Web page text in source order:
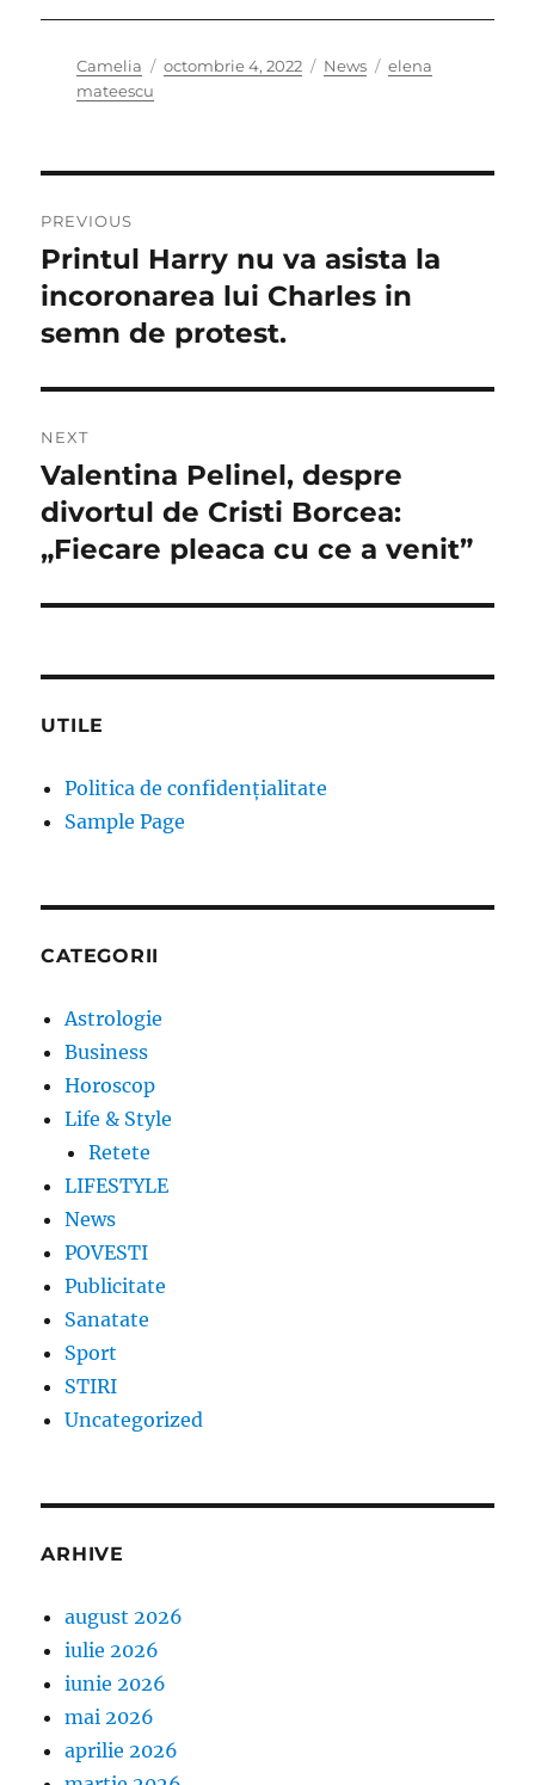
Author
Camelia
Posted
octombrie 4, 2022 Categories
News Tags
elena
mateescu
în
articole
PREVIOUS
Previous
post:
Printul Harry nu va asista la
incoronarea lui Charles in
semn de protest.
NEXT
Next
post:
Valentina Pelinel, despre
divortul de Cristi Borcea:
„Fiecare pleaca cu ce a venit”
UTILE
Politica de confidențialitate
Sample Page
CATEGORII
Astrologie
Business
Horoscop
Life & Style
Retete
LIFESTYLE
News
POVESTI
Publicitate
Sanatate
Sport
STIRI
Uncategorized
ARHIVE
august 2026
iulie 2026
iunie 2026
mai 2026
aprilie 2026